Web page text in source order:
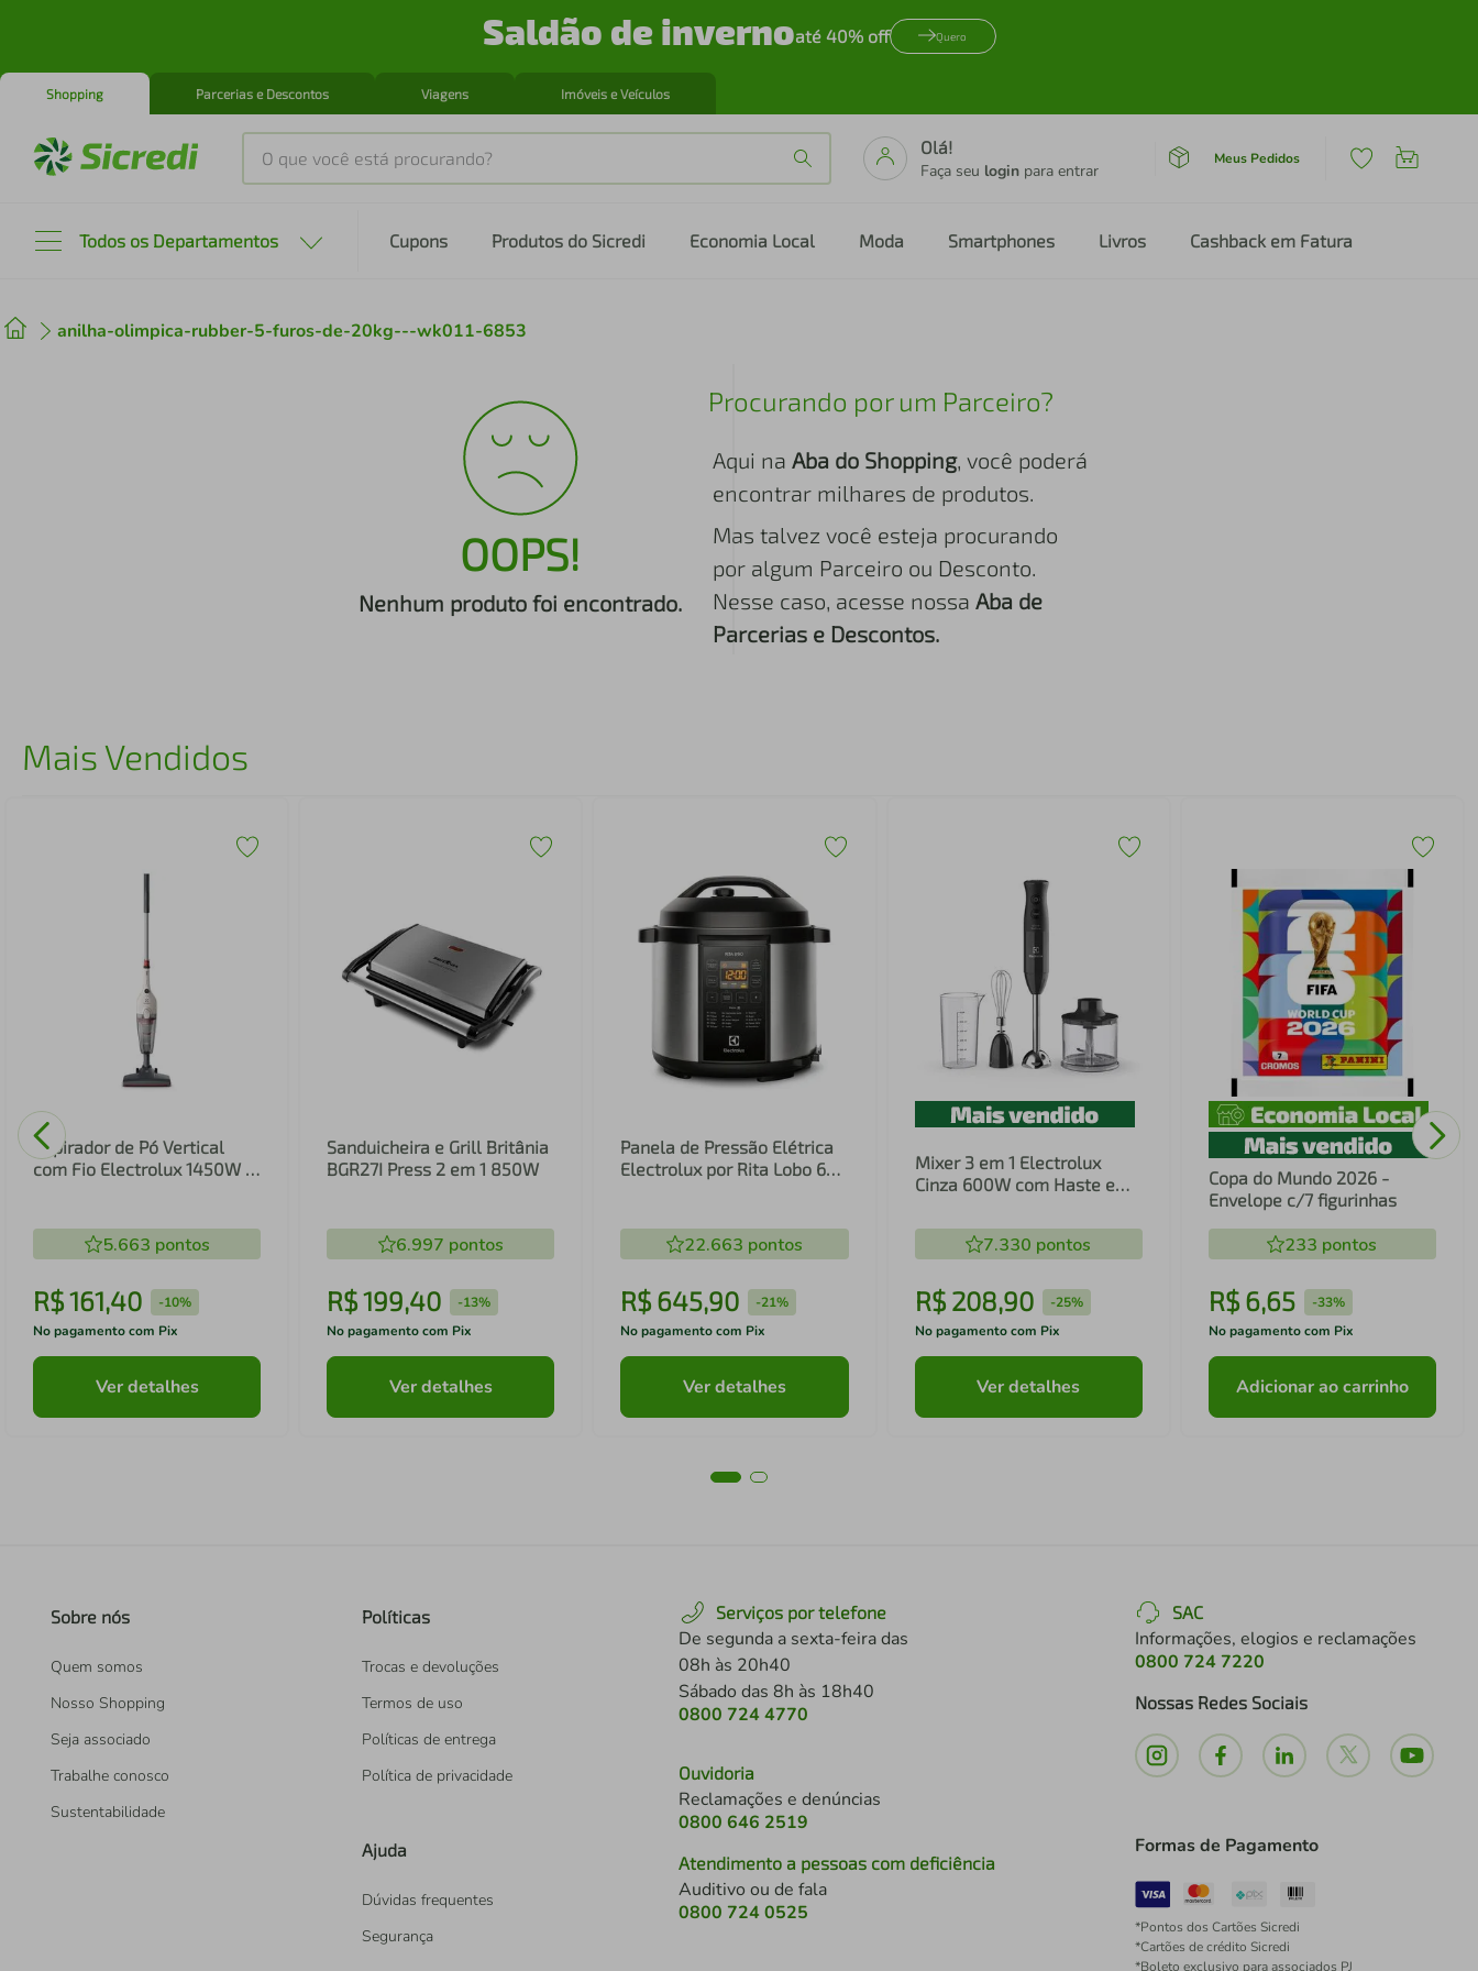
Saldão de invernoaté 40% off Quero
Shopping Parcerias e Descontos Viagens Imóveis e Veículos
O que você está procurando?
Olá!
Faça seu login para entrar
Meus Pedidos
Todos os Departamentos Cupons Produtos do Sicredi Economia Local Moda Smartphones Livros Cashback em Fatura
anilha-olimpica-rubber-5-furos-de-20kg---wk011-6853
OOPS!
Nenhum produto foi encontrado.
Procurando por um Parceiro?
Aqui na Aba do Shopping, você poderá
encontrar milhares de produtos.
Mas talvez você esteja procurando
por algum Parceiro ou Desconto.
Nesse caso, acesse nossa Aba de
Parcerias e Descontos.
Mais Vendidos
Aspirador de Pó Vertical
com Fio Electrolux 1450W 2
5.663 pontos
R$161,40 -10%
No pagamento com Pix
Ver detalhes
Sanduicheira e Grill Britânia
BGR27I Press 2 em 1 850W
6.997 pontos
R$199,40 -13%
No pagamento com Pix
Ver detalhes
Panela de Pressão Elétrica
Electrolux por Rita Lobo 6L
22.663 pontos
R$645,90 -21%
No pagamento com Pix
Ver detalhes
Mixer 3 em 1 Electrolux
Cinza 600W com Haste em
(EIB20)
7.330 pontos
R$ 208,90 -25%
No pagamento com Pix
Ver detalhes
Copa do Mundo 2026 -
Envelope c/7 figurinhas
233 pontos
R$ 6,65 -33%
No pagamento com Pix
Adicionar ao carrinho
Sobre nós
Quem somos
Nosso Shopping
Seja associado
Trabalhe conosco
Sustentabilidade
Políticas
Trocas e devoluções
Termos de uso
Políticas de entrega
Política de privacidade
Ajuda
Dúvidas frequentes
Segurança
Serviços por telefone
De segunda a sexta-feira das
08h às 20h40
Sábado das 8h às 18h40
0800 724 4770
Ouvidoria
Reclamações e denúncias
0800 646 2519
Atendimento a pessoas com deficiência
Auditivo ou de fala
0800 724 0525
SAC
Informações, elogios e reclamações
0800 724 7220
Nossas Redes Sociais
Formas de Pagamento
*Pontos dos Cartões Sicredi
*Cartões de crédito Sicredi
*Boleto exclusivo para associados PJ
2º cafeteira